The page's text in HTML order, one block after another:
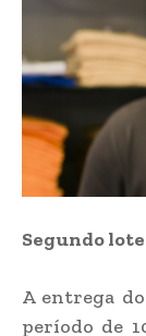
Segundo lote
A entrega
período de